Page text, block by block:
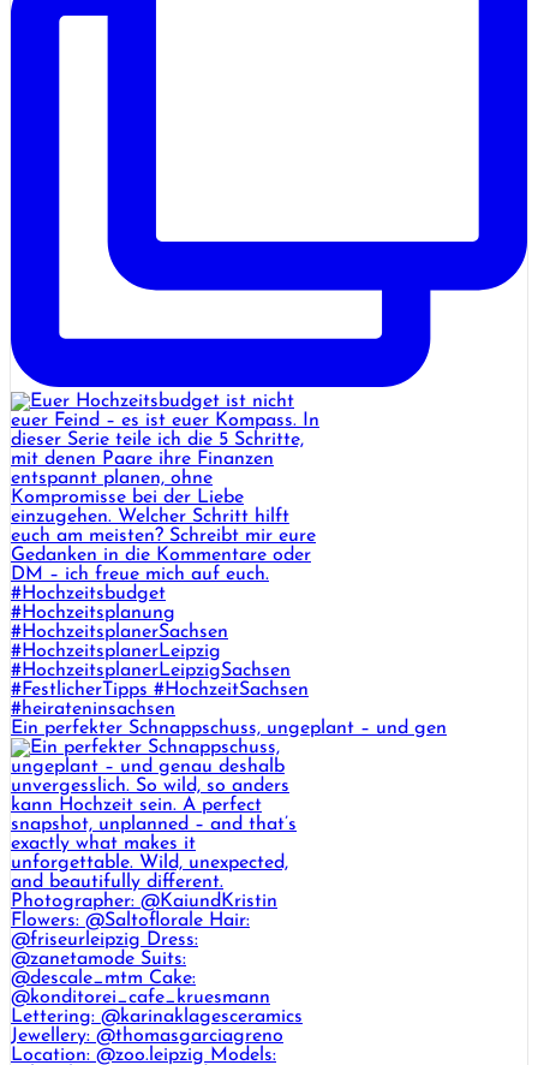
Ein perfekter Schnappschuss, ungeplant – und gen